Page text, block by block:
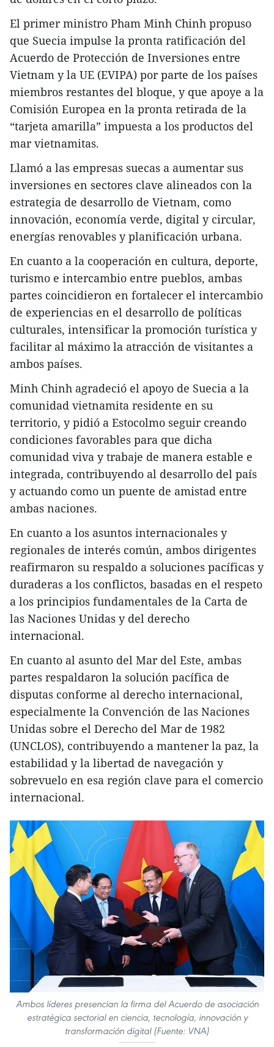
El primer ministro Pham Minh Chinh propuso
que Suecia impulse la pronta ratificación del
Acuerdo de Protección de Inversiones entre
Vietnam y la UE (EVIPA) por parte de los países
miembros restantes del bloque, y que apoye a la
Comisión Europea en la pronta retirada de la
“tarjeta amarilla” impuesta a los productos del
mar vietnamitas.
Llamó a las empresas suecas a aumentar sus
inversiones en sectores clave alineados con la
estrategia de desarrollo de Vietnam, como
innovación, economía verde, digital y circular,
energías renovables y planificación urbana.
En cuanto a la cooperación en cultura, deporte,
turismo e intercambio entre pueblos, ambas
partes coincidieron en fortalecer el intercambio
de experiencias en el desarrollo de políticas
culturales, intensificar la promoción turística y
facilitar al máximo la atracción de visitantes a
ambos países.
Minh Chinh agradeció el apoyo de Suecia a la
comunidad vietnamita residente en su
territorio, y pidió a Estocolmo seguir creando
condiciones favorables para que dicha
comunidad viva y trabaje de manera estable e
integrada, contribuyendo al desarrollo del país
y actuando como un puente de amistad entre
ambas naciones.
En cuanto a los asuntos internacionales y
regionales de interés común, ambos dirigentes
reafirmaron su respaldo a soluciones pacíficas y
duraderas a los conflictos, basadas en el respeto
a los principios fundamentales de la Carta de
las Naciones Unidas y del derecho
internacional.
En cuanto al asunto del Mar del Este, ambas
partes respaldaron la solución pacífica de
disputas conforme al derecho internacional,
especialmente la Convención de las Naciones
Unidas sobre el Derecho del Mar de 1982
(UNCLOS), contribuyendo a mantener la paz, la
estabilidad y la libertad de navegación y
sobrevuelo en esa región clave para el comercio
internacional.
Ambos líderes presencian la firma del Acuerdo de asociación
estratégica sectorial en ciencia, tecnología, innovación y
transformación digital (Fuente: VNA)